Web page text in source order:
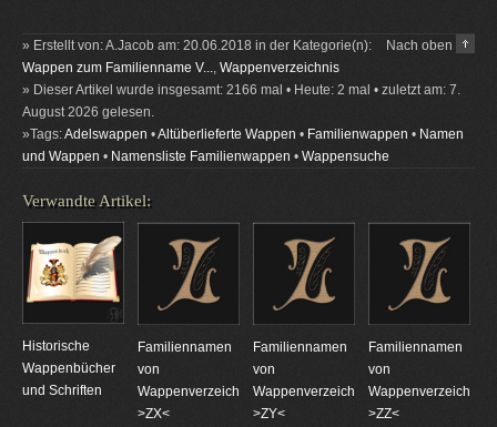
Nach oben
» Erstellt von: A.Jacob am: 20.06.2018 in der Kategorie(n):
Wappen zum Familienname V..., Wappenverzeichnis
» Dieser Artikel wurde insgesamt: 2166 mal • Heute: 2 mal • zuletzt am: 7.
August 2026 gelesen.
»Tags:Adelswappen •Altüberlieferte Wappen • Familienwappen • Namen
und Wappen • Namensliste Familienwappen • Wappensuche
Verwandte Artikel:
Historische
Wappenbücher
und Schriften
Familiennamen
von
Wappenverzeichnungen
>ZX<
Familiennamen
von
Wappenverzeichnungen
>ZY<
Familiennamen
von
>ZZ<